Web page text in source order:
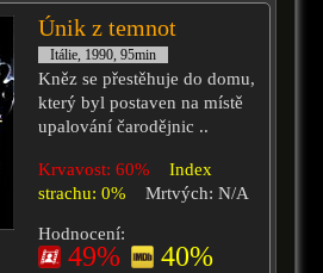
Únik z temnot
Itálie, 1990, 95min
Kněz se přestěhuje do domu,
který byl postaven na místě
upalování čarodějnic ..
Krvavost: 60%
Index
strachu: 0%
Mrtvých: N/A
Hodnocení:
49% 40%